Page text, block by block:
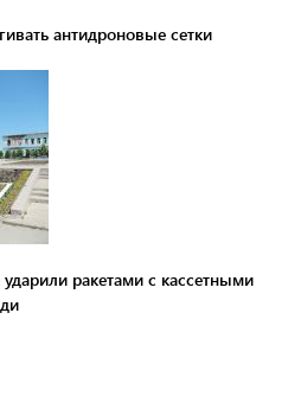
антидроновые сетки
ракетами с кассетными